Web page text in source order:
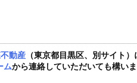
動産 （東京都目黒区、別サイト）
ムから連絡していただいても構いま